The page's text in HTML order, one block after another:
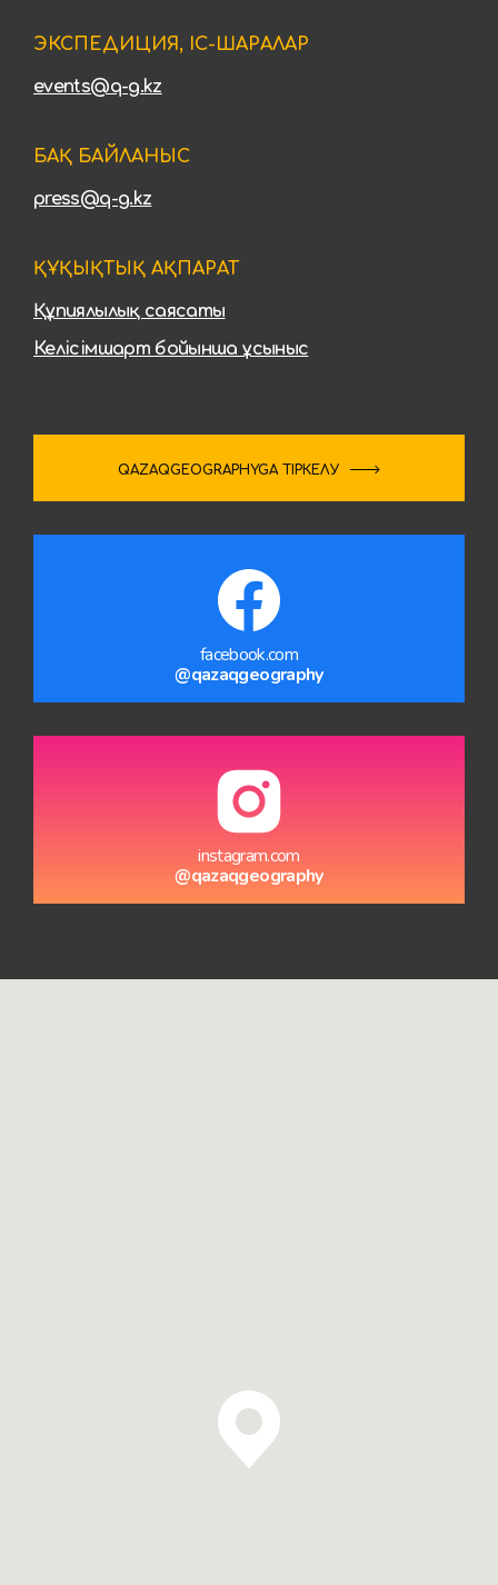
ЭКСПЕДИЦИЯ, ІС-ШАРАЛАР
events@q-g.kz
БАҚ БАЙЛАНЫС
press@q-g.kz
ҚҰҚЫҚТЫҚ АҚПАРАТ
Құпиялылық саясаты
Келісімшарт бойынша ұсыныс
QAZAQGEOGRAPHYGA ТІРКЕЛУ
facebook.com
@qazaqgeography
instagram.com
@qazaqgeography